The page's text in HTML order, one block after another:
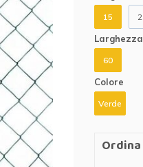
15
60
Colore
Verde